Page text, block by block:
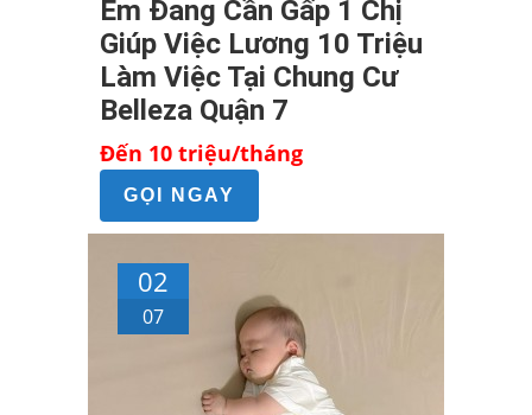
Em Đang Cần Gấp 1 Chị
Giúp Việc Lương 10 Triệu
Làm Việc Tại Chung Cư
Belleza Quận 7
Đến 10 triệu/tháng
GỌI NGAY
02
07